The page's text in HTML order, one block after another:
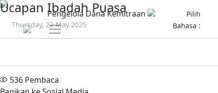
Pengelola Dana Kemitraan
Pilih
Bahasa :
Ucapan Ibadah Puasa
Thursday, 22 May 2025
536 Pembaca